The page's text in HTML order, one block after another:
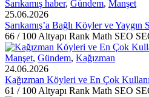
Sarıkamış haber, Gündem, Manşet
25.06.2026
Sarıkamış’a Bağlı Köyler ve Yaygın
66 / 100 Altyapı Rank Math SEO
Manşet, Gündem, Kağızman
24.06.2026
Kağızman Köyleri ve En Çok
61 / 100 Altyapı Rank Math SEO